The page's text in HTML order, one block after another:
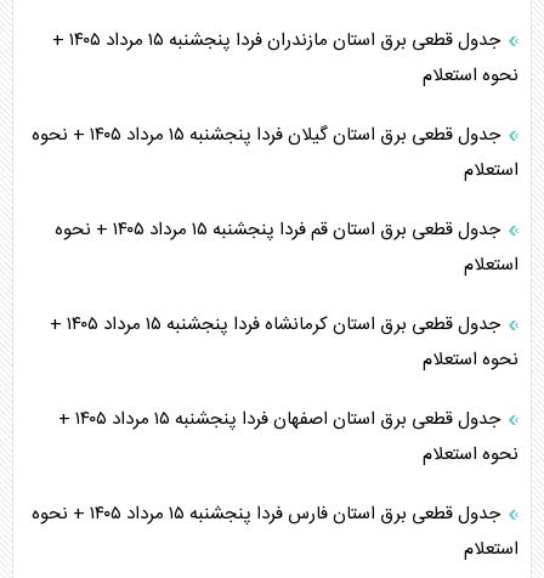
جدول قطعی برق استان مازندران فردا پنجشنبه ۱۵ مرداد ۱۴۰۵ +
نحوه استعلام
جدول قطعی برق استان گیلان فردا پنجشنبه ۱۵ مرداد ۱۴۰۵ + نحوه
استعلام
جدول قطعی برق استان قم فردا پنجشنبه ۱۵ مرداد ۱۴۰۵ + نحوه
استعلام
جدول قطعی برق استان کرمانشاه فردا پنجشنبه ۱۵ مرداد ۱۴۰۵ +
نحوه استعلام
جدول قطعی برق استان اصفهان فردا پنجشنبه ۱۵ مرداد ۱۴۰۵ +
نحوه استعلام
جدول قطعی برق استان فارس فردا پنجشنبه ۱۵ مرداد ۱۴۰۵ + نحوه
استعلام